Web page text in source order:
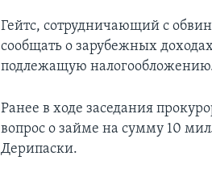
Гейтс, сотрудничающий с
сообщать о зарубежных
подлежащую
Ранее в ходе заседания
вопрос о займе на сумму 10
Дерипаски.